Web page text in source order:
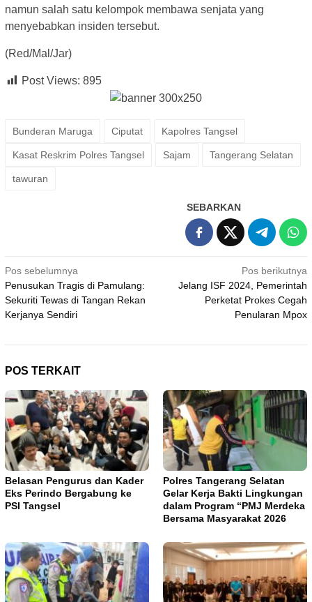
namun salah satu kelompok membawa senjata yang
menyebabkan insiden tersebut.
(Red/Mal/Jar)
Post Views: 895
Bunderan Maruga Ciputat Kapolres Tangsel
Kasat Reskrim Polres Tangsel Sajam Tangerang Selatan
tawuran
SEBARKAN
Navigasi
pos
Pos sebelumnya
Penusukan Tragis di Pamulang:
Sekuriti Tewas di Tangan Rekan
Kerjanya Sendiri
Pos berikutnya
Jelang ISF 2024, Pemerintah
Perketat Prokes Cegah
Penularan Mpox
POS TERKAIT
Belasan Pengurus dan Kader
Eks Perindo Bergabung ke
PSI Tangsel
Polres Tangerang Selatan
Gelar Kerja Bakti Lingkungan
dalam Program “PMJ Merdeka
Bersama Masyarakat 2026